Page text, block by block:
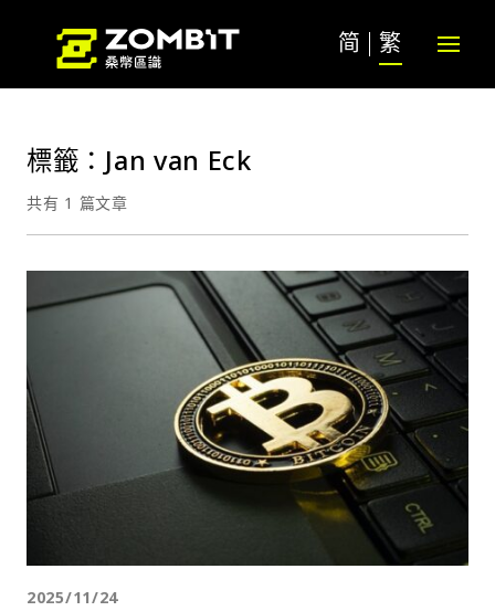
简 繁
標籤：Jan van Eck
共有 1 篇文章
2025/11/24